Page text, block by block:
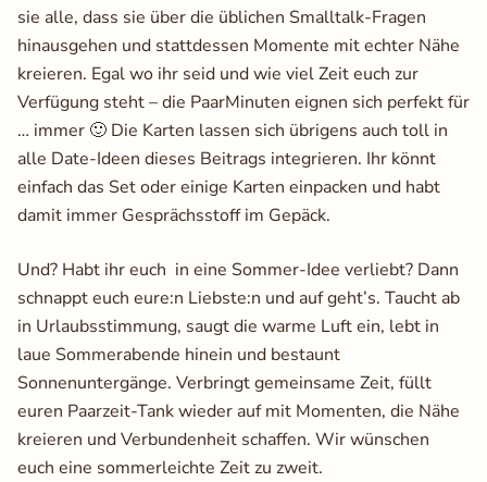
sie alle, dass sie über die üblichen Smalltalk-Fragen
hinausgehen und stattdessen Momente mit echter Nähe
kreieren. Egal wo ihr seid und wie viel Zeit euch zur
Verfügung steht – die PaarMinuten eignen sich perfekt für
… immer 🙂 Die Karten lassen sich übrigens auch toll in
alle Date-Ideen dieses Beitrags integrieren. Ihr könnt
einfach das Set oder einige Karten einpacken und habt
damit immer Gesprächsstoff im Gepäck.
Und? Habt ihr euch in eine Sommer-Idee verliebt? Dann
schnappt euch eure:n Liebste:n und auf geht’s. Taucht ab
in Urlaubsstimmung, saugt die warme Luft ein, lebt in
laue Sommerabende hinein und bestaunt
Sonnenuntergänge. Verbringt gemeinsame Zeit, füllt
euren Paarzeit-Tank wieder auf mit Momenten, die Nähe
kreieren und Verbundenheit schaffen. Wir wünschen
euch eine sommerleichte Zeit zu zweit.